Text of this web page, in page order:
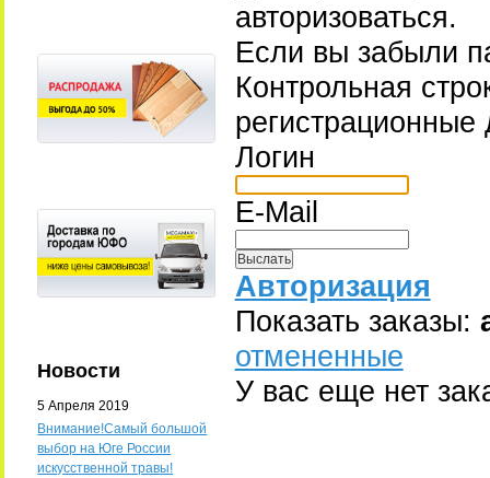
Новости
5 Апреля 2019
Внимание!Самый большой
выбор на Юге России
искусственной травы!
авторизоваться.
Если вы забыли
Контрольная
Логин
E-Mail
Авторизация
Показать заказы:
отмененные
У вас еще нет